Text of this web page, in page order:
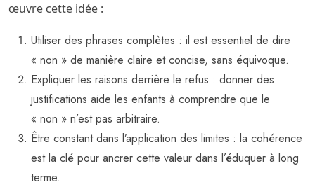
œuvre cette idée :
Utiliser des phrases complètes : il est essentiel de dire
« non » de manière claire et concise, sans équivoque.
Expliquer les raisons derrière le refus : donner des
justifications aide les enfants à comprendre que le
« non » n’est pas arbitraire.
Être constant dans l’application des limites : la cohérence
est la clé pour ancrer cette valeur dans l’éduquer à long
terme.